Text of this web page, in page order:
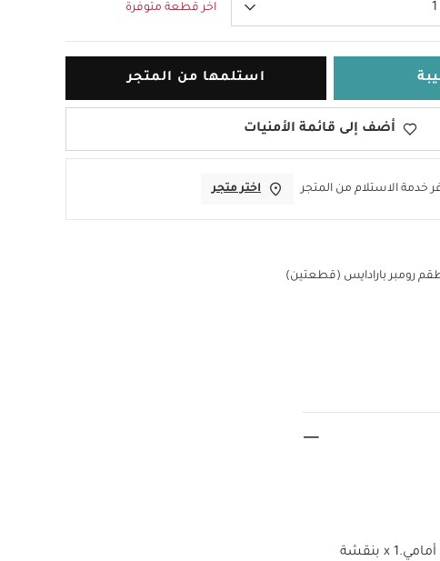
1 اخر قطعة متوفرة
استلمها من المتجر
أضف إلى قائمة الأمنيات
خدمة الاستلام من المتجر اختر متجر
رومبر بارادايس (قطعتين)
يتضمن هذا الطقم الرائع 2 رومبر بأكمام قصيرة، مصنوع من 100% قطن مع سحّاب أمامي.1 x بنقشة